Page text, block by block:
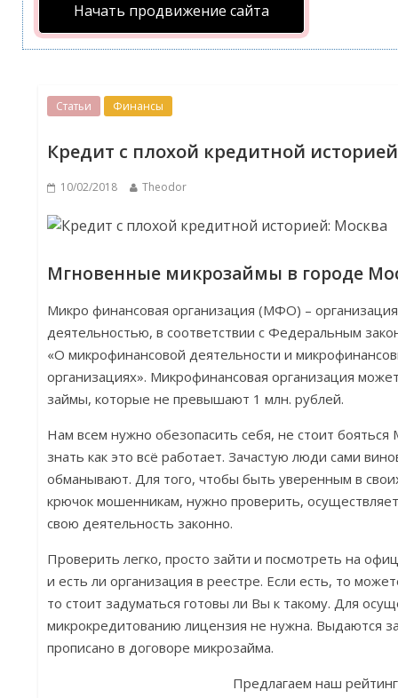
Начать продвижение сайта
Статьи Финансы
Кредит с плохой кредитной
10/02/2018 Theodor
Мгновенные микрозаймы в городе
Микро финансовая организация (МФО) –
деятельностью, в соответствии с Федеральным
«О микрофинансовой деятельности и
организациях». Микрофинансовая организация
займы, которые не превышают 1 млн. рублей.
Нам всем нужно обезопасить себя, не стоит
знать как это всё работает. Зачастую люди сами
обманывают. Для того, чтобы быть уверенным в
крючок мошенникам, нужно проверить,
свою деятельность законно.
Проверить легко, просто зайти и посмотреть на
и есть ли организация в реестре. Если есть, то
то стоит задуматься готовы ли Вы к такому. Для
микрокредитованию лицензия не нужна. Выдаются
прописано в договоре микрозайма.
Предлагаем наш